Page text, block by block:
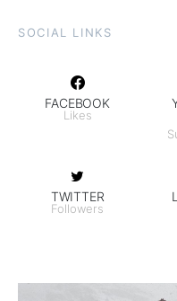
SOCIAL LINKS
FACEBOOK
Likes
TWITTER
Followers